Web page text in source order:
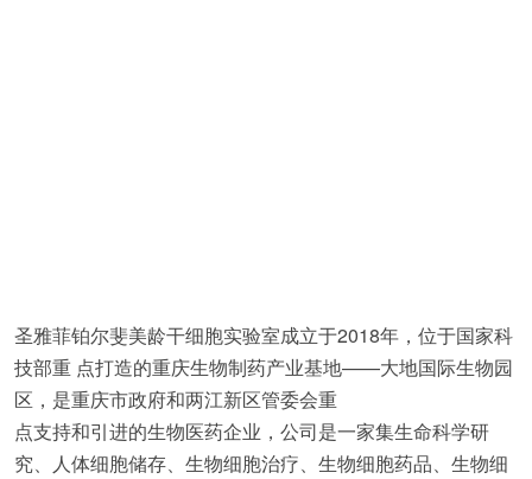
圣雅菲铂尔斐美龄干细胞实验室成立于2018年，位于国家科
技部重 点打造的重庆生物制药产业基地——大地国际生物园
区，是重庆市政府和两江新区管委会重
点支持和引进的生物医药企业，公司是一家集生命科学研
究、人体细胞储存、生物细胞治疗、生物细胞药品、生物细